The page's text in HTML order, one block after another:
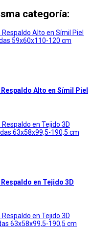
categoría:
Alto en Símil Piel
en Tejido 3D